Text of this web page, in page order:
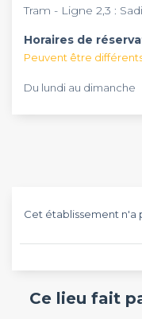
accueillir une
Tram - Ligne 2,3 :
Horaires de
Peuvent être
Du lundi au dimanche
Cet établissement n'a
Ce lieu fait